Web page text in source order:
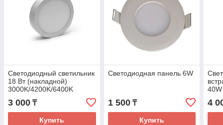
Светодиодный светильник
18 Вт (накладной)
3000K/4200K/6400K
3 000 ₸
Купить
Светодиодная панель 6W
1 500₸
Купить
4